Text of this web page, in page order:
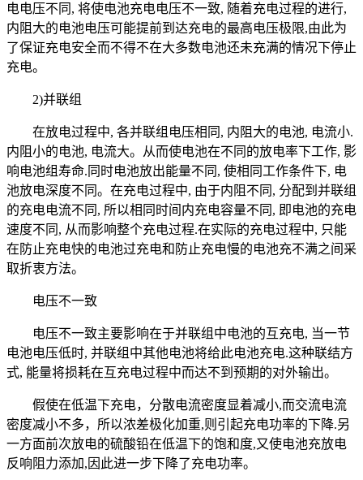
电电压不同, 将使电池充电电压不一致, 随着充电过程的进行,
内阻大的电池电压可能提前到达充电的最高电压极限,由此为
了保证充电安全而不得不在大多数电池还未充满的情况下停止
充电。
2)并联组
在放电过程中, 各并联组电压相同, 内阻大的电池, 电流小.
内阻小的电池, 电流大。从而使电池在不同的放电率下工作, 影
响电池组寿命.同时电池放出能量不同, 使相同工作条件下, 电
池放电深度不同。在充电过程中, 由于内阻不同, 分配到并联组
的充电电流不同, 所以相同时间内充电容量不同, 即电池的充电
速度不同, 从而影响整个充电过程.在实际的充电过程中, 只能
在防止充电快的电池过充电和防止充电慢的电池充不满之间采
取折衷方法。
电压不一致
电压不一致主要影响在于并联组中电池的互充电, 当一节
电池电压低时, 并联组中其他电池将给此电池充电.这种联结方
式, 能量将损耗在互充电过程中而达不到预期的对外输出。
假使在低温下充电，分散电流密度显着减小,而交流电流
密度减小不多，所以浓差极化加重,则引起充电功率的下降.另
一方面前次放电的硫酸铅在低温下的饱和度,又使电池充放电
反响阻力添加,因此进一步下降了充电功率。